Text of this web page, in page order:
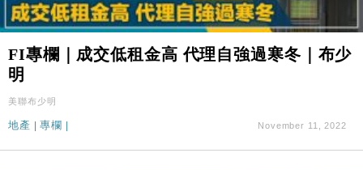
FI專欄｜成交低租金高 代理自強過寒冬｜布少
明
美聯布少明
地產 |專欄 | November 11, 2022